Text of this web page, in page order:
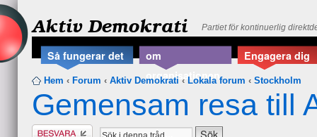
Aktiv Demokrati Partiet för kontinuerlig
Så fungerar det
om
organisationen
Engagera dig
Hem ‹ Forum ‹ Aktiv Demokrati ‹ Lokala forum ‹ Stockholm
Gemensam resa till
Besvara